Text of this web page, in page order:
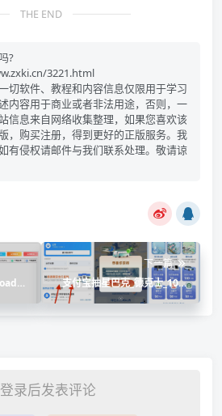
THE END
?
3221.html
切软件、教程和内容信息仅限用于学习
内容用于商业或者非法用途，否则，一
信息来自网络收集整理，如果您喜欢该
，购买注册，得到更好的正版服务。我
有侵权请邮件与我们联系处理。敬请谅
下一篇
支付宝抽星巴克_德克士_10元
出行券_支付宝皮肤盲盒
录后发表评论